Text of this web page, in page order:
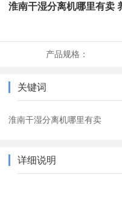
淮南干湿分离机哪里有卖
产品规格：
关键词
淮南干湿分离机哪里有卖
详细说明